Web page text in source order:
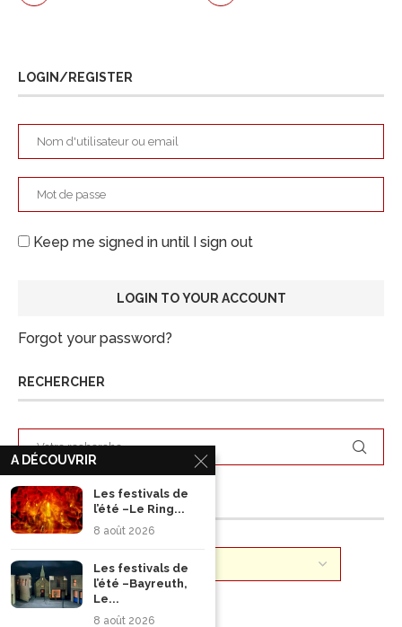
LOGIN/REGISTER
Keep me signed in until I sign out
Forgot your password?
RECHERCHER
ARCHIVES
A DÉCOUVRIR
Les festivals de
l’été –Le Ring...
8 août 2026
Les festivals de
l’été –Bayreuth,
Le...
8 août 2026